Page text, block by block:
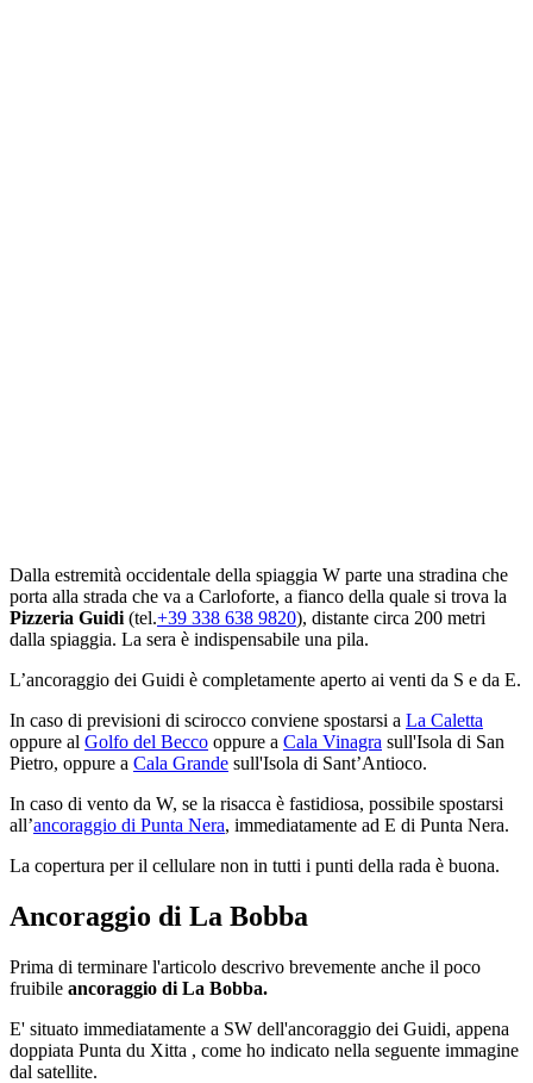
Dalla estremità occidentale della spiaggia W parte una stradina che
porta alla strada che va a Carloforte, a fianco della quale si trova la
Pizzeria Guidi (tel.+39 338 638 9820), distante circa 200 metri
dalla spiaggia. La sera è indispensabile una pila.
L’ancoraggio dei Guidi è completamente aperto ai venti da S e da E.
In caso di previsioni di scirocco conviene spostarsi a La Caletta
oppure al Golfo del Becco oppure a Cala Vinagra sull'Isola di San
Pietro, oppure a Cala Grande sull'Isola di Sant’Antioco.
In caso di vento da W, se la risacca è fastidiosa, possibile spostarsi
all’ancoraggio di Punta Nera, immediatamente ad E di Punta Nera.
La copertura per il cellulare non in tutti i punti della rada è buona.
Ancoraggio di La Bobba
Prima di terminare l'articolo descrivo brevemente anche il poco
fruibile ancoraggio di La Bobba.
E' situato immediatamente a SW dell'ancoraggio dei Guidi, appena
doppiata Punta du Xitta , come ho indicato nella seguente immagine
dal satellite.